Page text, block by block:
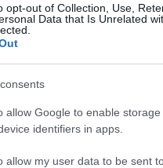
opt-out of Collection, Use,
Data that Is Unrelated
allow Google to enable
identifiers in apps.
allow my user data to be sent
legyen a Google-